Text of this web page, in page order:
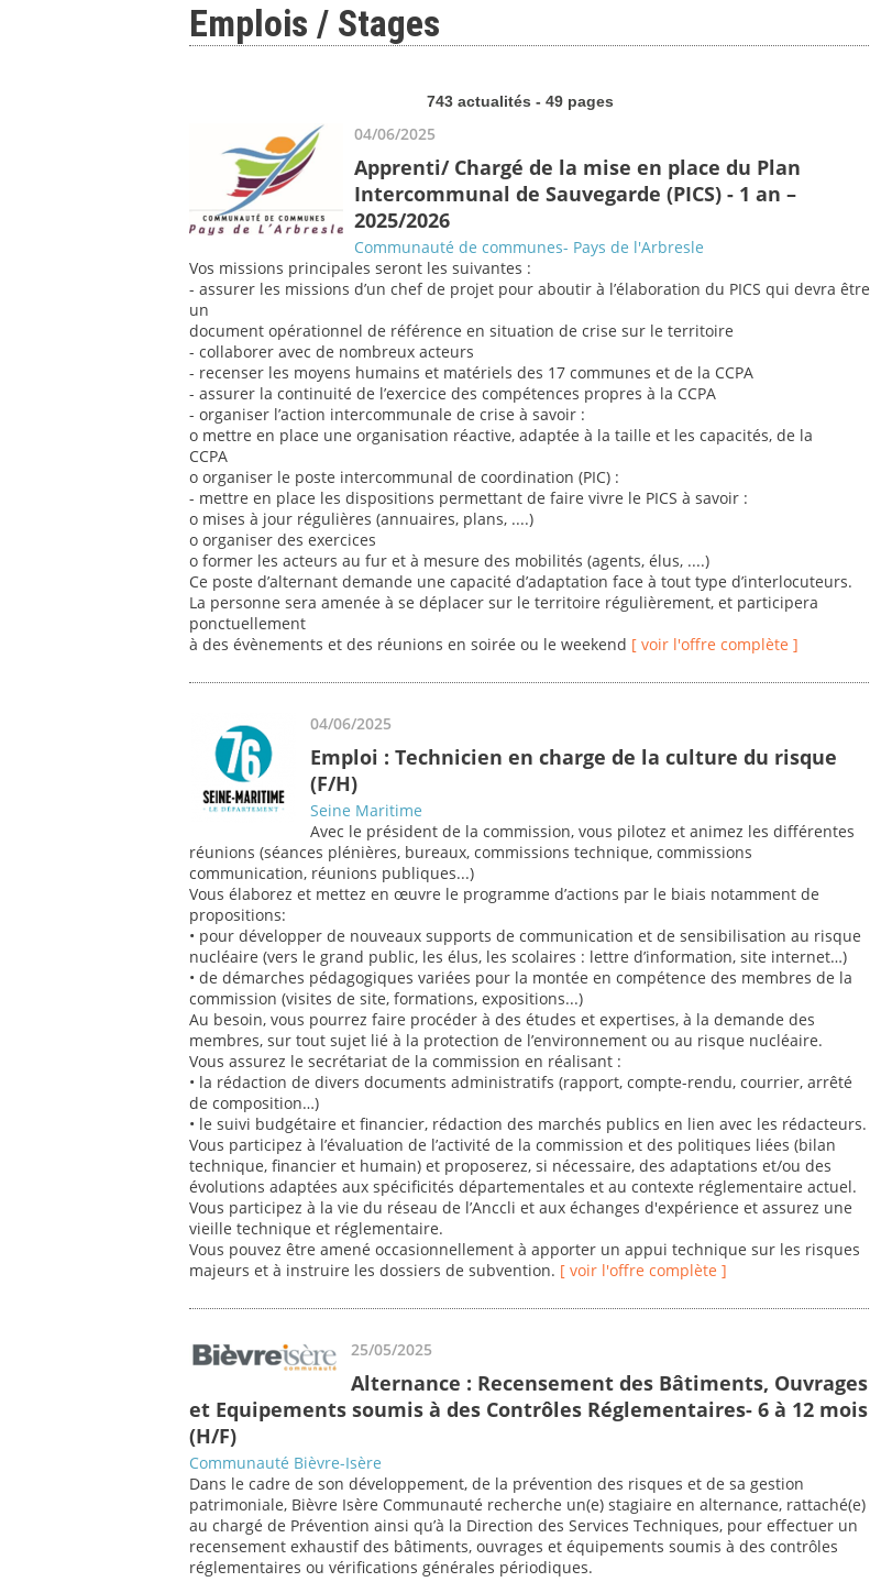
Emplois / Stages
743 actualités - 49 pages
04/06/2025
Apprenti/ Chargé de la mise en place du Plan
Intercommunal de Sauvegarde (PICS) - 1 an –
2025/2026
Communauté de communes- Pays de l'Arbresle
Vos missions principales seront les suivantes :
- assurer les missions d’un chef de projet pour aboutir à l’élaboration du PICS qui devra être
un
document opérationnel de référence en situation de crise sur le territoire
- collaborer avec de nombreux acteurs
- recenser les moyens humains et matériels des 17 communes et de la CCPA
- assurer la continuité de l’exercice des compétences propres à la CCPA
- organiser l’action intercommunale de crise à savoir :
o mettre en place une organisation réactive, adaptée à la taille et les capacités, de la
CCPA
o organiser le poste intercommunal de coordination (PIC) :
- mettre en place les dispositions permettant de faire vivre le PICS à savoir :
o mises à jour régulières (annuaires, plans, ....)
o organiser des exercices
o former les acteurs au fur et à mesure des mobilités (agents, élus, ....)
Ce poste d’alternant demande une capacité d’adaptation face à tout type d’interlocuteurs.
La personne sera amenée à se déplacer sur le territoire régulièrement, et participera
ponctuellement
à des évènements et des réunions en soirée ou le weekend [ voir l'offre complète ]
04/06/2025
Emploi : Technicien en charge de la culture du risque
(F/H)
Seine Maritime
Avec le président de la commission, vous pilotez et animez les différentes
réunions (séances plénières, bureaux, commissions technique, commissions
communication, réunions publiques...)
Vous élaborez et mettez en œuvre le programme d’actions par le biais notamment de
propositions:
• pour développer de nouveaux supports de communication et de sensibilisation au risque
nucléaire (vers le grand public, les élus, les scolaires : lettre d’information, site internet…)
• de démarches pédagogiques variées pour la montée en compétence des membres de la
commission (visites de site, formations, expositions...)
Au besoin, vous pourrez faire procéder à des études et expertises, à la demande des
membres, sur tout sujet lié à la protection de l’environnement ou au risque nucléaire.
Vous assurez le secrétariat de la commission en réalisant :
• la rédaction de divers documents administratifs (rapport, compte-rendu, courrier, arrêté
de composition…)
• le suivi budgétaire et financier, rédaction des marchés publics en lien avec les rédacteurs.
Vous participez à l’évaluation de l’activité de la commission et des politiques liées (bilan
technique, financier et humain) et proposerez, si nécessaire, des adaptations et/ou des
évolutions adaptées aux spécificités départementales et au contexte réglementaire actuel.
Vous participez à la vie du réseau de l’Anccli et aux échanges d'expérience et assurez une
vieille technique et réglementaire.
Vous pouvez être amené occasionnellement à apporter un appui technique sur les risques
majeurs et à instruire les dossiers de subvention. [ voir l'offre complète ]
25/05/2025
Alternance : Recensement des Bâtiments, Ouvrages
et Equipements soumis à des Contrôles Réglementaires- 6 à 12 mois
(H/F)
Communauté Bièvre-Isère
Dans le cadre de son développement, de la prévention des risques et de sa gestion
patrimoniale, Bièvre Isère Communauté recherche un(e) stagiaire en alternance, rattaché(e)
au chargé de Prévention ainsi qu’à la Direction des Services Techniques, pour effectuer un
recensement exhaustif des bâtiments, ouvrages et équipements soumis à des contrôles
réglementaires ou vérifications générales périodiques.